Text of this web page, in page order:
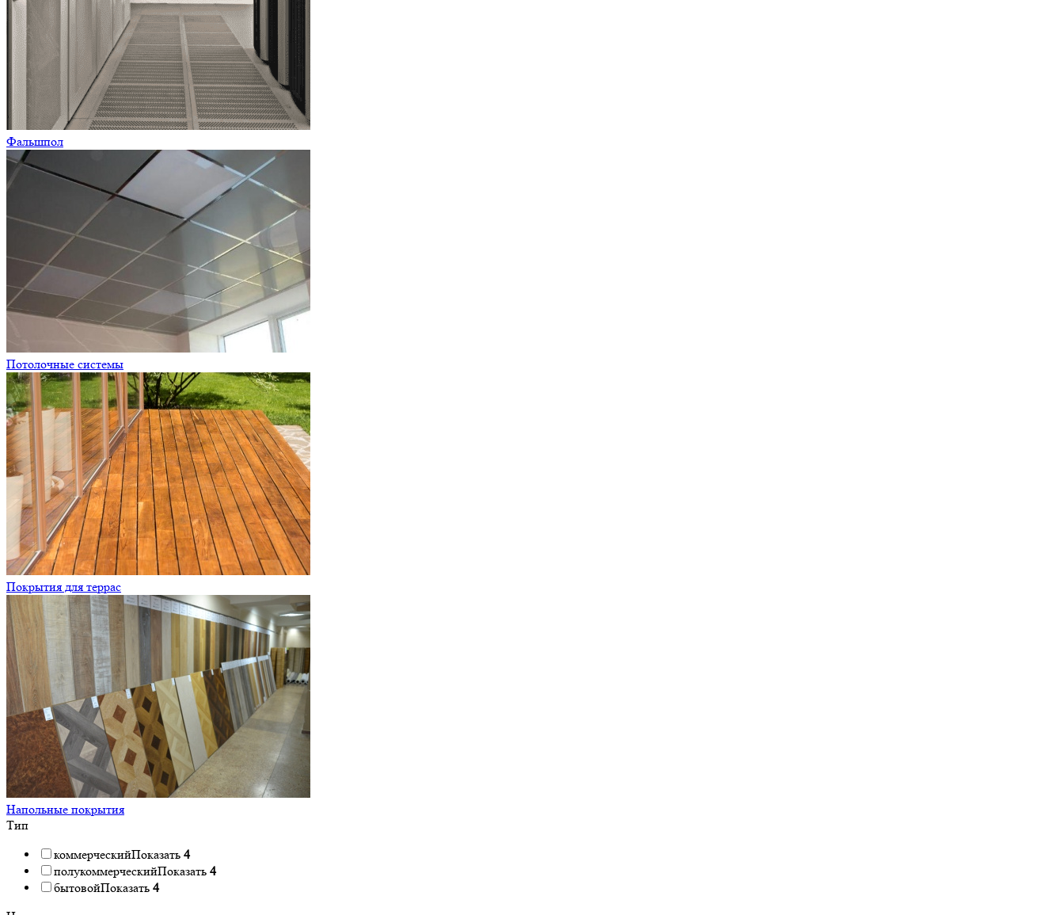
Фальшпол
Потолочные системы
Покрытия для террас
Напольные покрытия
Тип
коммерческийПоказать 4
полукоммерческийПоказать 4
бытовойПоказать 4